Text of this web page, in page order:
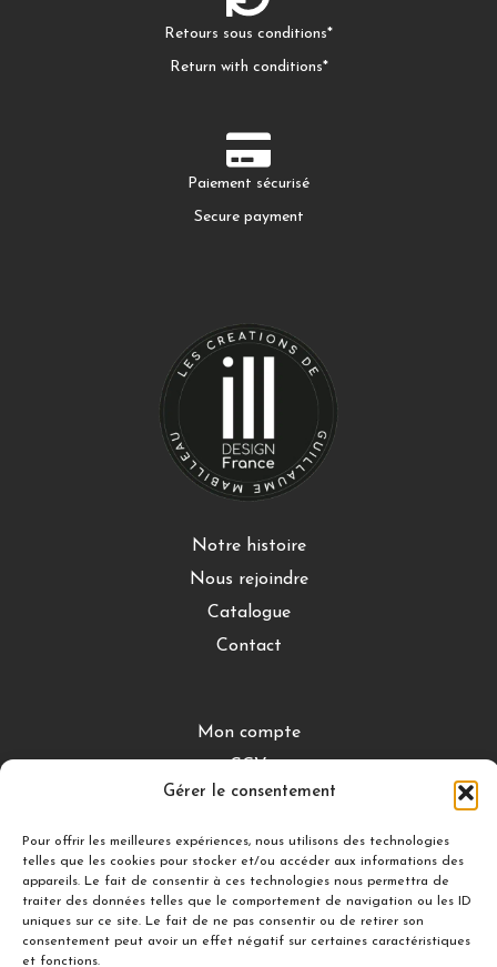
Gérer le consentement
Pour offrir les meilleures expériences, nous utilisons des technologies
telles que les cookies pour stocker et/ou accéder aux informations des
appareils. Le fait de consentir à ces technologies nous permettra de
traiter des données telles que le comportement de navigation ou les ID
uniques sur ce site. Le fait de ne pas consentir ou de retirer son
consentement peut avoir un effet négatif sur certaines caractéristiques
et fonctions.
Retours sous conditions*
Return with conditions*
Paiement sécurisé
Secure payment
Notre histoire
Nous rejoindre
Catalogue
Contact
Mon compte
Mentions légales
Conditions de retour
DÉCOUVRIR
Nuances Gourmandes